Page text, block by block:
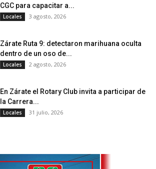
CGC para capacitar a...
Locales 3 agosto, 2026
Zárate Ruta 9: detectaron marihuana oculta
dentro de un oso de...
Locales 2 agosto, 2026
En Zárate el Rotary Club invita a participar de
la Carrera...
Locales 31 julio, 2026